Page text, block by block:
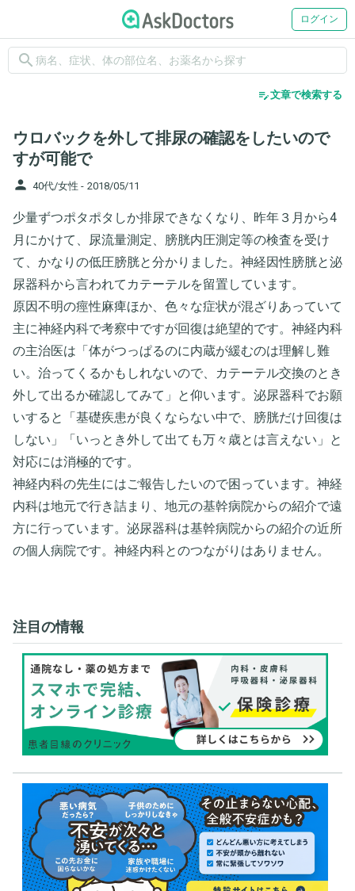
ログイン
search
edit_note文章で検索する
ウロバックを外して排尿の確認をしたいので
すが可能で
person 40代/女性 - 2018/05/11
少量ずつポタポタしか排尿できなくなり、昨年３月から4
月にかけて、尿流量測定、膀胱内圧測定等の検査を受け
て、かなりの低圧膀胱と分かりました。神経因性膀胱と泌
尿器科から言われてカテーテルを留置しています。
原因不明の痙性麻痺ほか、色々な症状が混ざりあっていて
主に神経内科で考察中ですが回復は絶望的です。神経内科
の主治医は「体がつっぱるのに内蔵が緩むのは理解し難
い。治ってくるかもしれないので、カテーテル交換のとき
外して出るか確認してみて」と仰います。泌尿器科でお願
いすると「基礎疾患が良くならない中で、膀胱だけ回復は
しない」「いっとき外して出ても万々歳とは言えない」と
対応には消極的です。
神経内科の先生にはご報告したいので困っています。神経
内科は地元で行き詰まり、地元の基幹病院からの紹介で遠
方に行っています。泌尿器科は基幹病院からの紹介の近所
の個人病院です。神経内科とのつながりはありません。
注目の情報